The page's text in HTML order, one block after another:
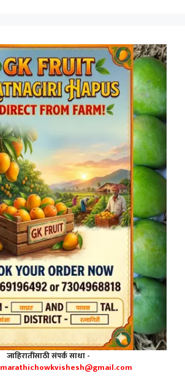
जाहिरातींसाठी संपर्क साधा -
marathichowkvishesh@gmail.com